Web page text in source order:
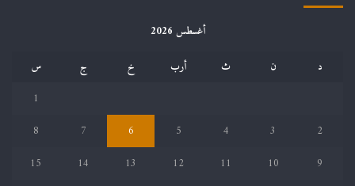
أغسطس 2026
د
ن ث أرب خ ج
س
1
2
3
4
5
6
7
8
9
10
11
12
13
14
15